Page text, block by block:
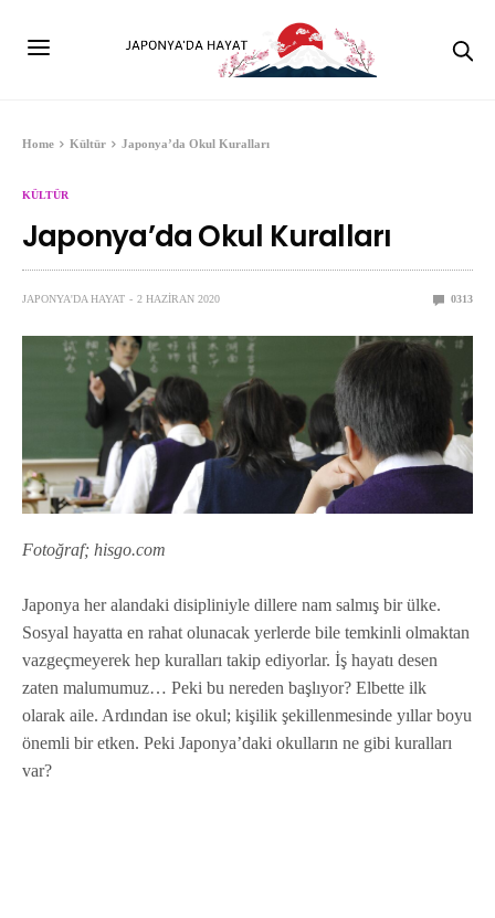
Home Kültür Japonya’da Okul Kuralları
KÜLTÜR
Japonya’da Okul Kuralları
JAPONYA'DA HAYAT 2 HAZIRAN 2020 0313
Fotoğraf; hisgo.com
Japonya her alandaki disipliniyle dillere nam salmış bir ülke.
Sosyal hayatta en rahat olunacak yerlerde bile temkinli olmaktan
vazgeçmeyerek hep kuralları takip ediyorlar. İş hayatı desen
zaten malumumuz… Peki bu nereden başlıyor? Elbette ilk
olarak aile. Ardından ise okul; kişilik şekillenmesinde yıllar boyu
önemli bir etken. Peki Japonya’daki okulların ne gibi kuralları
var?